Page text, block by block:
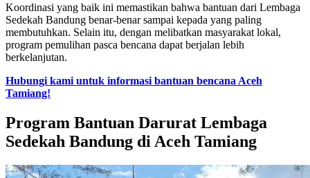
Koordinasi yang baik ini memastikan bahwa bantuan dari Lembaga
Sedekah Bandung benar-benar sampai kepada yang paling
membutuhkan. Selain itu, dengan melibatkan masyarakat lokal,
program pemulihan pasca bencana dapat berjalan lebih
berkelanjutan.
Hubungi kami untuk informasi bantuan bencana Aceh
Tamiang!
Program Bantuan Darurat Lembaga
Sedekah Bandung di Aceh Tamiang